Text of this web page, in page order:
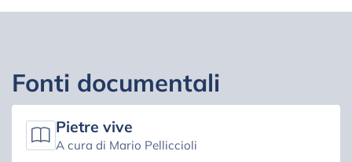
Fonti documentali
Pietre vive
A cura di Mario Pelliccioli